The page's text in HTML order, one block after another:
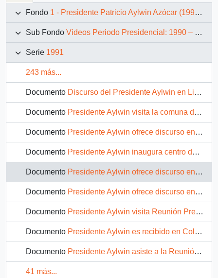
Fondo 1 - Presidente Patricio Aylwin Azócar (1990-1994)
Sub Fondo Videos Periodo Presidencial: 1990 – 1994
Serie 1991
243 más...
Documento Discurso del Presidente Aylwin en Linares : video
Documento Presidente Aylwin visita la comuna de Constitución : video
Documento Presidente Aylwin ofrece discurso en Constitución : video
Documento Presidente Aylwin inaugura centro de salud en Talca : video
Documento Presidente Aylwin ofrece discurso en Talca : video
Documento Presidente Aylwin ofrece discurso en Curicó : video
Documento Presidente Aylwin visita Reunión Presidencial del Grupo de Río : video
Documento Presidente Aylwin es recibido en Colombia en visita oficial : video
Documento Presidente Aylwin asiste a la Reunión Presidencial del Grupo de Río en Colombia : video
41 más...